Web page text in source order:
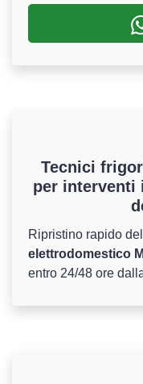
Tecnici
per interventi
Ripristino rapido
elettrodomestico
entro 24/48 ore